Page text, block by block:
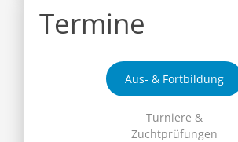
Termine
Aus- & Fortbildung
Turniere &
Zuchtprüfungen